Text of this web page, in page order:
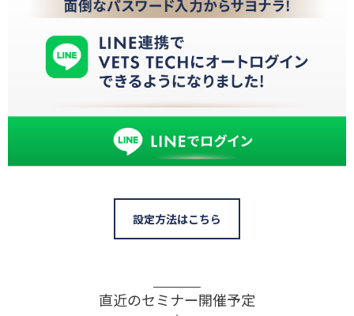
設定方法はこちら
直近のセミナー開催予定